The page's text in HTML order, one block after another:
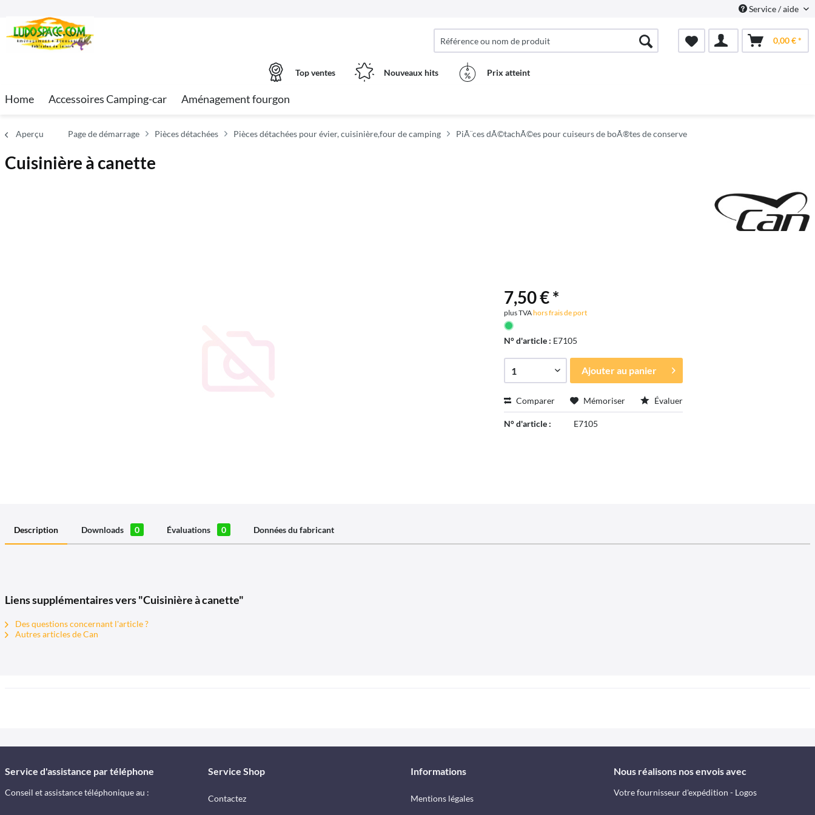
Service / aide
0,00 € *
Top ventes Nouveaux hits Prix ​​atteint
Home Accessoires Camping-car Aménagement fourgon
Aperçu Page de démarrage Pièces détachées Pièces détachées pour évier, cuisinière,four de camping PiÃ¨ces dÃ©tachÃ©es pour cuiseurs de boÃ®tes de conserve
Cuisinière à canette
7,50 € *
plus TVAhors frais de port
N° d'article : E7105
Ajouter au panier
Comparer Mémoriser Évaluer
N° d'article : E7105
Description Downloads 0 Évaluations 0 Données du fabricant
Liens supplémentaires vers "Cuisinière à canette"
Des questions concernant l'article ?
Autres articles de Can
Service d'assistance par téléphone
Conseil et assistance téléphonique au :
Service Shop
Contactez
Informations
Mentions légales
Nous réalisons nos envois avec
Votre fournisseur d'expédition - Logos